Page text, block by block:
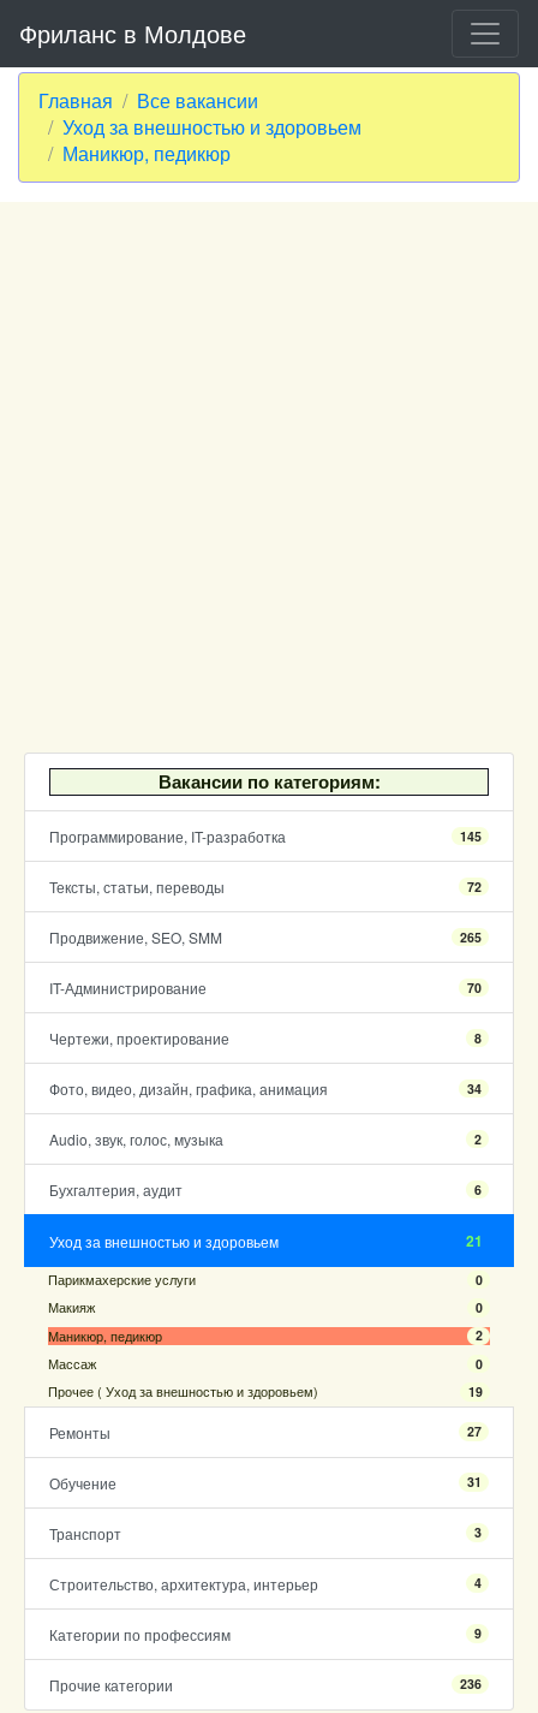
Фриланс в Молдове
Главная
Все вакансии
Уход за внешностью и здоровьем
Маникюр, педикюр
Вакансии по категориям:
Программирование, IT-разработка 145
Тексты, статьи, переводы 72
Продвижение, SEO, SMM 265
IT-Администрирование 70
Чертежи, проектирование 8
Фото, видео, дизайн, графика, анимация 34
Audio, звук, голос, музыка 2
Бухгалтерия, аудит 6
Уход за внешностью и здоровьем 21
Парикмахерские услуги 0
Макияж 0
Маникюр, педикюр 2
Массаж 0
Прочее ( Уход за внешностью и здоровьем) 19
Ремонты 27
Обучение 31
Транспорт 3
Строительство, архитектура, интерьер 4
Категории по профессиям 9
Прочие категории 236